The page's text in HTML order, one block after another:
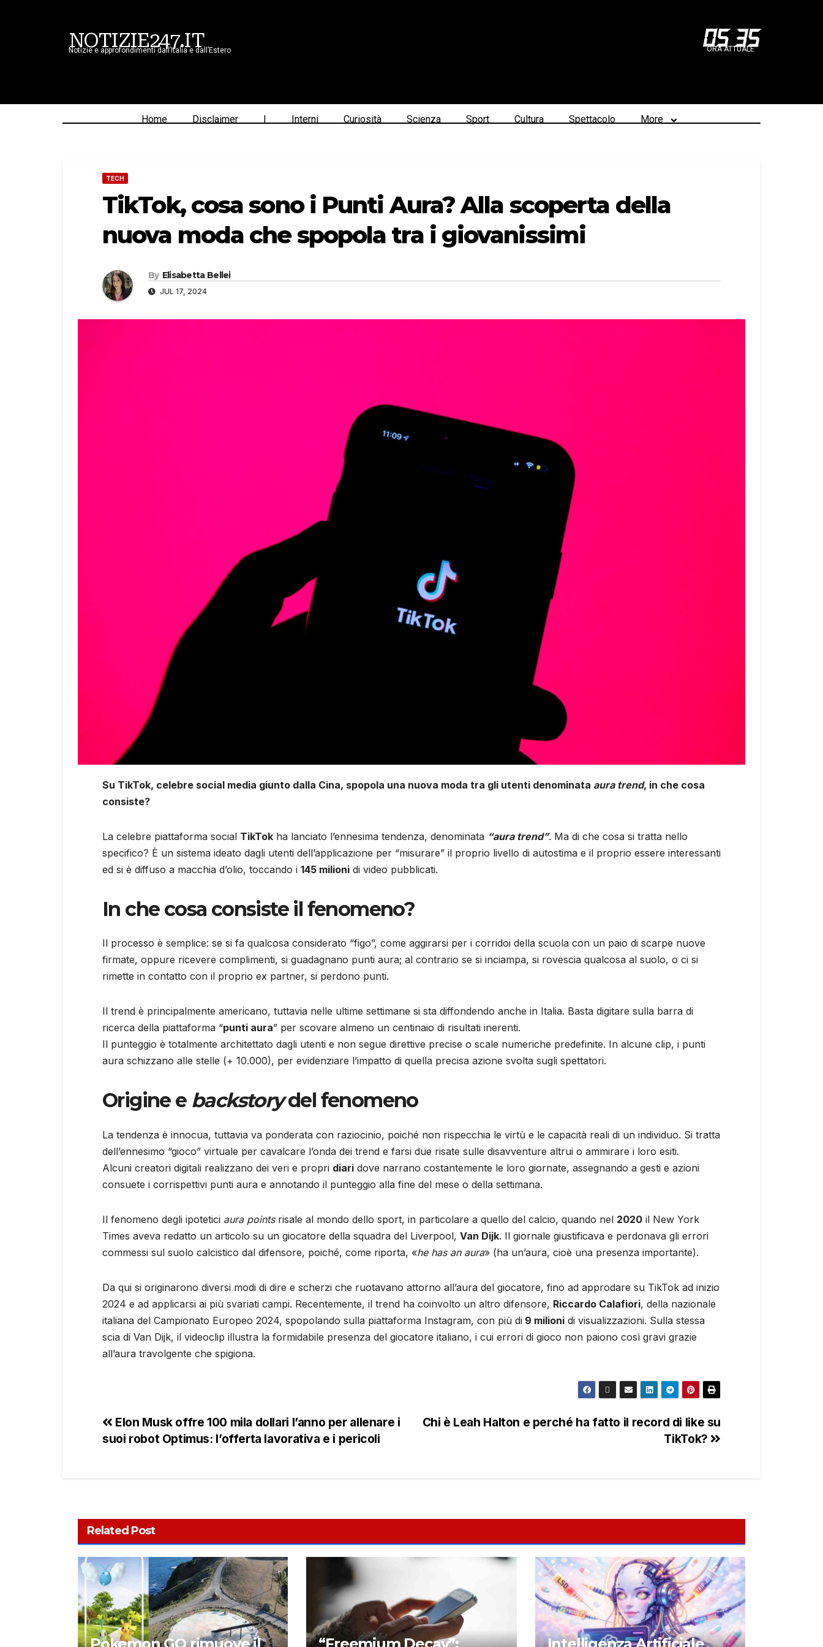
NOTIZIE247.IT
Notizie e approfondimenti dall’Italia e dall’Estero 05:35
ORA ATTUALE
Home Disclaimer | Interni Curiosità Scienza Sport Cultura Spettacolo More
TECH
TikTok, cosa sono i Punti Aura? Alla scoperta della
nuova moda che spopola tra i giovanissimi
By Elisabetta Bellei
JUL 17, 2024
Su TikTok, celebre social media giunto dalla Cina, spopola una nuova moda tra gli utenti denominata aura trend, in che cosa
consiste?
La celebre piattaforma social TikTok ha lanciato l’ennesima tendenza, denominata “aura trend”. Ma di che cosa si tratta nello
specifico? È un sistema ideato dagli utenti dell’applicazione per “misurare” il proprio livello di autostima e il proprio essere interessanti
ed si è diffuso a macchia d’olio, toccando i 145 milioni di video pubblicati.
In che cosa consiste il fenomeno?
Il processo è semplice: se si fa qualcosa considerato “figo”, come aggirarsi per i corridoi della scuola con un paio di scarpe nuove
firmate, oppure ricevere complimenti, si guadagnano punti aura; al contrario se si inciampa, si rovescia qualcosa al suolo, o ci si
rimette in contatto con il proprio ex partner, si perdono punti.
Il trend è principalmente americano, tuttavia nelle ultime settimane si sta diffondendo anche in Italia. Basta digitare sulla barra di
ricerca della piattaforma “punti aura” per scovare almeno un centinaio di risultati inerenti.
Il punteggio è totalmente architettato dagli utenti e non segue direttive precise o scale numeriche predefinite. In alcune clip, i punti
aura schizzano alle stelle (+ 10.000), per evidenziare l’impatto di quella precisa azione svolta sugli spettatori.
Origine e backstorydel fenomeno
La tendenza è innocua, tuttavia va ponderata con raziocinio, poiché non rispecchia le virtù e le capacità reali di un individuo. Si tratta
dell’ennesimo “gioco” virtuale per cavalcare l’onda dei trend e farsi due risate sulle disavventure altrui o ammirare i loro esiti.
Alcuni creatori digitali realizzano dei veri e propri diari dove narrano costantemente le loro giornate, assegnando a gesti e azioni
consuete i corrispettivi punti aura e annotando il punteggio alla fine del mese o della settimana.
Il fenomeno degli ipotetici aura pointsrisale al mondo dello sport, in particolare a quello del calcio, quando nel 2020 il New York
Times aveva redatto un articolo su un giocatore della squadra del Liverpool, Van Dijk. Il giornale giustificava e perdonava gli errori
commessi sul suolo calcistico dal difensore, poiché, come riporta, «he has an aura» (ha un’aura, cioè una presenza importante).
Da qui si originarono diversi modi di dire e scherzi che ruotavano attorno all’aura del giocatore, fino ad approdare su TikTok ad inizio
2024 e ad applicarsi ai più svariati campi. Recentemente, il trend ha coinvolto un altro difensore, Riccardo Calafiori, della nazionale
italiana del Campionato Europeo 2024, spopolando sulla piattaforma Instagram, con più di 9 milioni di visualizzazioni. Sulla stessa
scia di Van Dijk, il videoclip illustra la formidabile presenza del giocatore italiano, i cui errori di gioco non paiono così gravi grazie
all’aura travolgente che spigiona.
Chi è Leah Halton e perché ha fatto il record di like su
TikTok?
Elon Musk offre 100 mila dollari l’anno per allenare i
suoi robot Optimus: l’offerta lavorativa e i pericoli
Related Post